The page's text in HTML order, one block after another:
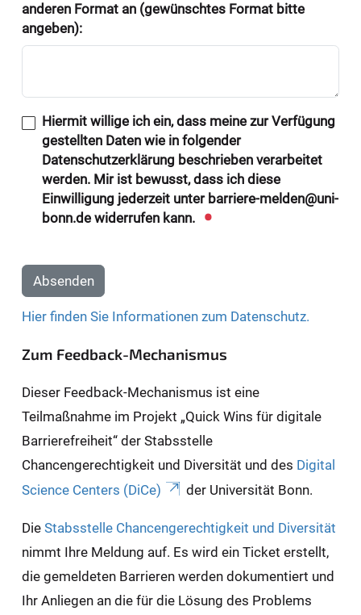
anderen Format an (gewünschtes Format bitte
angeben):
Hiermit willige ich ein, dass meine zur Verfügung
gestellten Daten wie in folgender
Datenschutzerklärung beschrieben verarbeitet
werden. Mir ist bewusst, dass ich diese
Einwilligung jederzeit unter barriere-melden@uni-
bonn.de widerrufen kann.
Absenden
Hier finden Sie Informationen zum Datenschutz.
Zum Feedback-Mechanismus
Dieser Feedback-Mechanismus ist eine
Teilmaßnahme im Projekt „Quick Wins für digitale
Barrierefreiheit“ der Stabsstelle
Chancengerechtigkeit und Diversität und des Digital
Science Centers (DiCe)
der Universität Bonn.
Die Stabsstelle Chancengerechtigkeit und Diversität
nimmt Ihre Meldung auf. Es wird ein Ticket erstellt,
die gemeldeten Barrieren werden dokumentiert und
Ihr Anliegen an die für die Lösung des Problems